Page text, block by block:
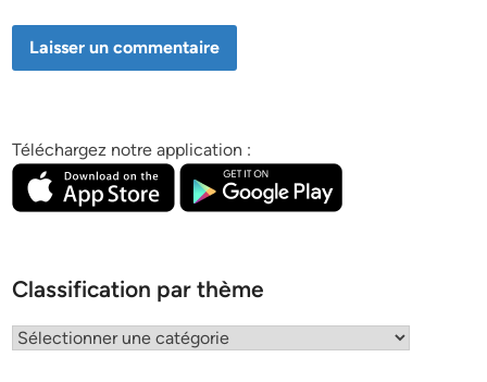
Téléchargez notre application :
Classification par thème
Classification